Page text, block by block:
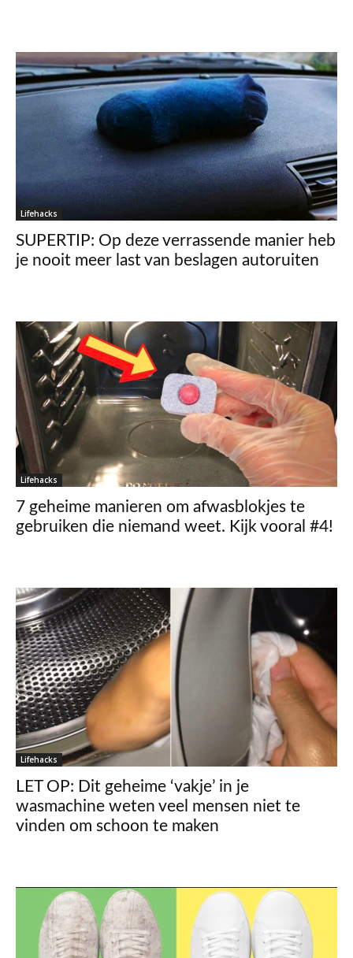
Lifehacks
SUPERTIP: Op deze verrassende manier heb
je nooit meer last van beslagen autoruiten
Lifehacks
7 geheime manieren om afwasblokjes te
gebruiken die niemand weet. Kijk vooral #4!
Lifehacks
LET OP: Dit geheime ‘vakje’ in je
wasmachine weten veel mensen niet te
vinden om schoon te maken